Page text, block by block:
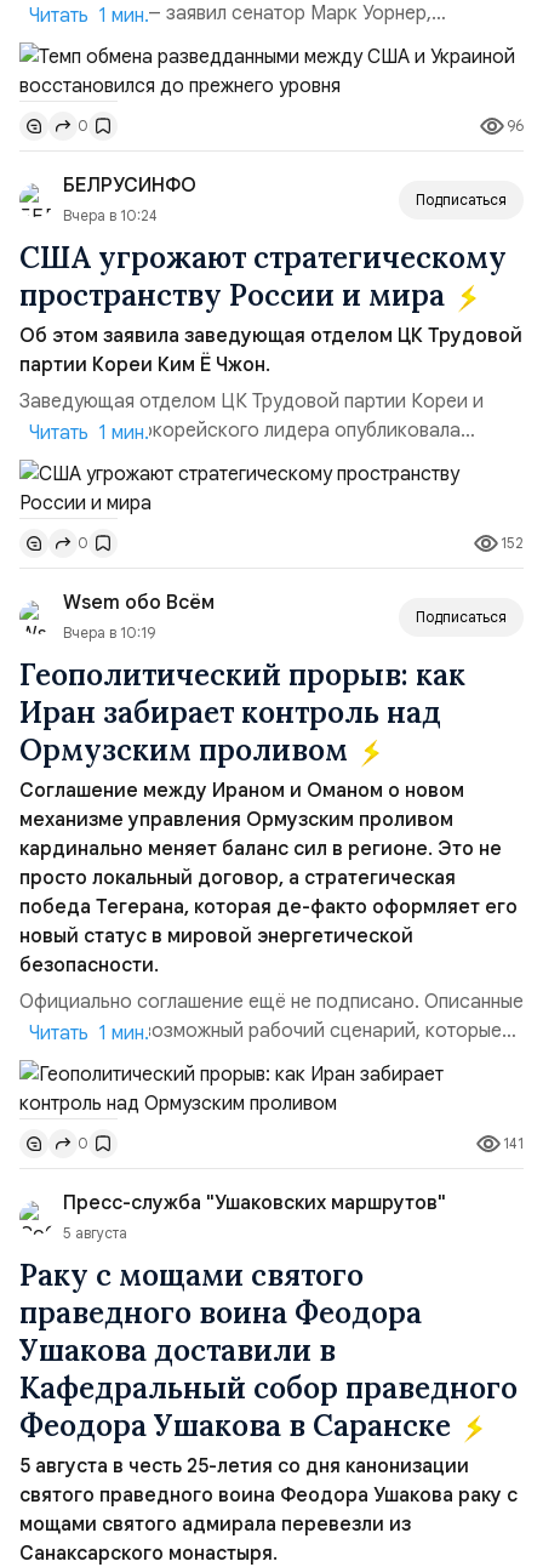
улучшилась», — заявил сенатор Марк Уорнер,
высокопоставленный член комитета по разведке,
добавив, что использование Украиной беспилотников и
ракет большой дальности позволило ей наносить
удары вглубь российской территории и укрепило её
позиции.Сотрудничество со стороны США стало
ключом к позитивному пов...
Читать 1 мин.
0 96
БЕЛРУСИНФО
Вчера в 10:24
Подписаться
США угрожают стратегическому
пространству России и мира
Об этом заявила заведующая отделом ЦК Трудовой
партии Кореи Ким Ё Чжон.
Заведующая отделом ЦК Трудовой партии Кореи и
сестра северокорейского лидера опубликовала
заявление для прессы в ответ на проведение Токио
совместных с флотом США запусков крылатых ракет
Томагавк.«Япония отбросила обманчивую видимость
„исключительно оборонительной страны“ и выносит
вопрос о собственном ядерном вооружении на
всеобщее обозрение, одновреме...
Читать 1 мин.
0 152
Wsem обо Всём
Вчера в 10:19
Подписаться
Геополитический прорыв: как
Иран забирает контроль над
Ормузским проливом
Соглашение между Ираном и Оманом о новом
механизме управления Ормузским проливом
кардинально меняет баланс сил в регионе. Это не
просто локальный договор, а стратегическая
победа Тегерана, которая де-факто оформляет его
новый статус в мировой энергетической
безопасности.
Официально соглашение ещё не подписано. Описанные
пункты — это возможный рабочий сценарий, которые
скорее всего будут реализованы.Разбираем ключевые
тезисы и последствия этого соглашения:. 1. Новые
доли контроля (75 на 25). Было: Ранее Иран и Оман
контролировали пролив на паритетных началах —
50/50. Стало: Новое соглашение закрепляет за
Ираном...
Читать 1 мин.
0 141
Пресс-служба "Ушаковских маршрутов"
5 августа
Раку с мощами святого
праведного воина Феодора
Ушакова доставили в
Кафедральный собор праведного
Феодора Ушакова в Саранске
5 августа в честь 25-летия со дня канонизации
святого праведного воина Феодора Ушакова раку с
мощами святого адмирала перевезли из
Санаксарского монастыря.